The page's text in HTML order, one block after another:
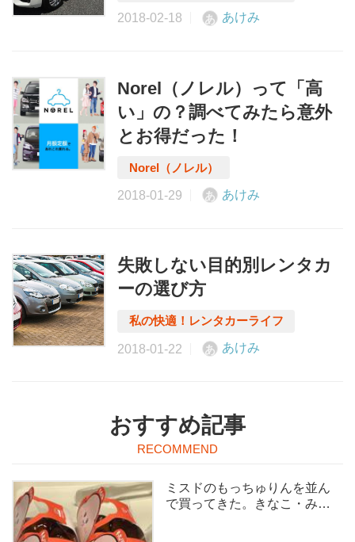
あ あけみ
Norel（ノレル）って「高
い」の？調べてみたら意外
とお得だった！
あ あけみ
失敗しない目的別レンタカ
ーの選び方
あ あけみ
おすすめ記事
ミスドのもっちゅりんを並ん
で買ってきた。きなこ・みた